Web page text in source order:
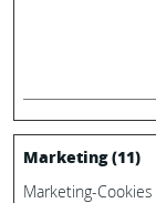
Marketing (11)
Marketing-